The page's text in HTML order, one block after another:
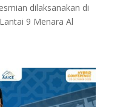
dilaksanakan di
9 Menara Al